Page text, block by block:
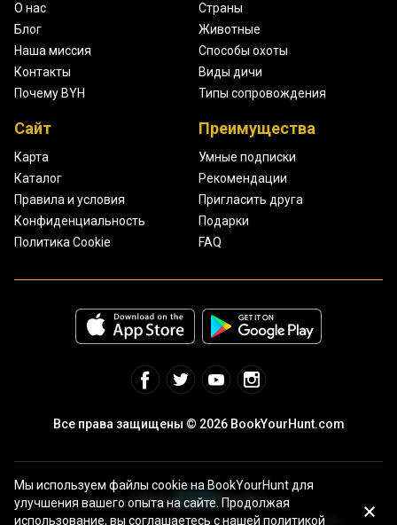
О нас
Блог
Наша миссия
Контакты
Почему BYH
Страны
Животные
Способы охоты
Виды дичи
Типы сопровождения
Сайт
Карта
Каталог
Правила и условия
Конфиденциальность
Политика Cookie
Преимущества
Умные подписки
Рекомендации
Пригласить друга
Подарки
FAQ
Все права защищены © 2026 BookYourHunt.com
Онлайн площадка рыболовных туров от команды BYH!
Мы используем файлы cookie на BookYourHunt для
улучшения вашего опыта на сайте. Продолжая
использование, вы соглашаетесь с нашей политикой